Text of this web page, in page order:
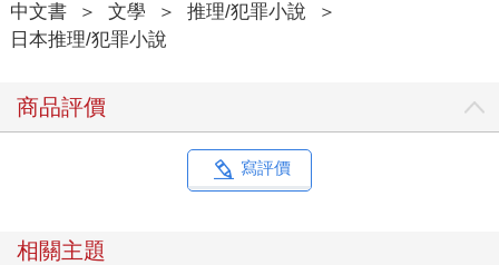
中文書 ＞ 文學 ＞ 推理/犯罪小說
＞
日本推理/犯罪小說
商品評價
寫評價
相關主題